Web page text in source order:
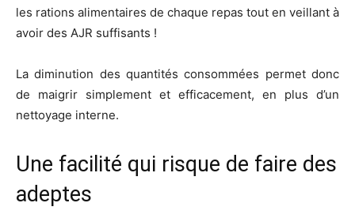
les rations alimentaires de chaque repas tout en veillant à
avoir des AJR suffisants !
La diminution des quantités consommées permet donc
de maigrir simplement et efficacement, en plus d’un
nettoyage interne.
Une facilité qui risque de faire des
adeptes